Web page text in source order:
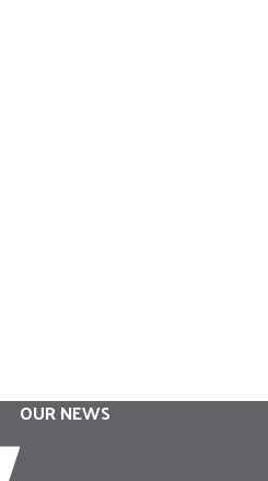
OUR NEWS